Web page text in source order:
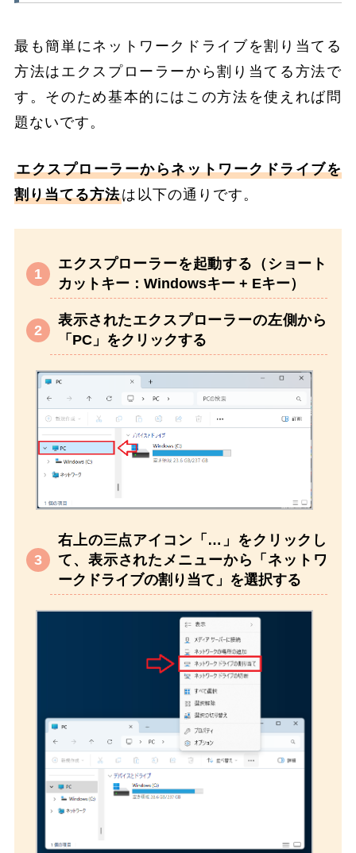
最も簡単にネットワークドライブを割り当てる
方法はエクスプローラーから割り当てる方法で
す。そのため基本的にはこの方法を使えれば問
題ないです。
エクスプローラーからネットワークドライブを
割り当てる方法は以下の通りです。
エクスプローラーを起動する（ショート
カットキー：Windowsキー + Eキー）
表示されたエクスプローラーの左側から
「PC」をクリックする
右上の三点アイコン「…」をクリックし
て、表示されたメニューから「ネットワ
ークドライブの割り当て」を選択する